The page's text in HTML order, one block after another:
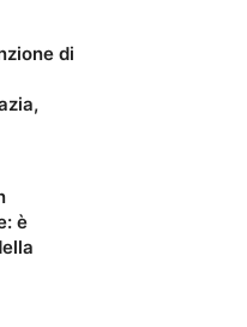
di
è